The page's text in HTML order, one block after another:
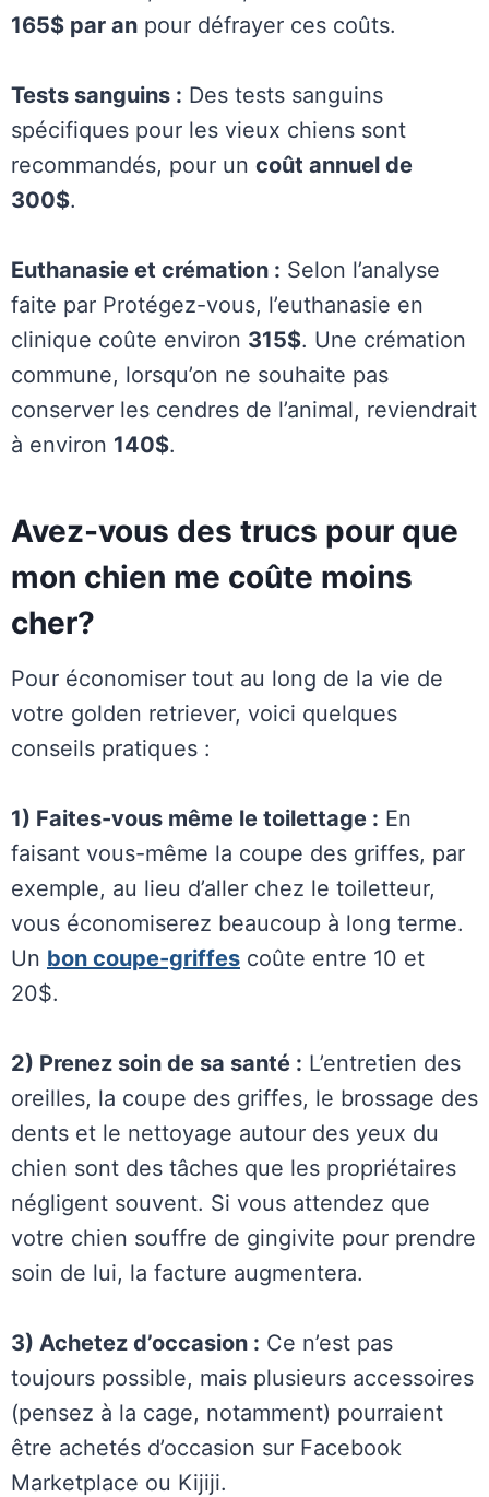
165$ par an pour défrayer ces coûts.
Tests sanguins : Des tests sanguins
spécifiques pour les vieux chiens sont
recommandés, pour un coût annuel de
300$.
Euthanasie et crémation : Selon l’analyse
faite par Protégez-vous, l’euthanasie en
clinique coûte environ 315$. Une crémation
commune, lorsqu’on ne souhaite pas
conserver les cendres de l’animal, reviendrait
à environ 140$.
Avez-vous des trucs pour que
mon chien me coûte moins
cher?
Pour économiser tout au long de la vie de
votre golden retriever, voici quelques
conseils pratiques :
1) Faites-vous même le toilettage : En
faisant vous-même la coupe des griffes, par
exemple, au lieu d’aller chez le toiletteur,
vous économiserez beaucoup à long terme.
Un bon coupe-griffes coûte entre 10 et
20$.
2) Prenez soin de sa santé : L’entretien des
oreilles, la coupe des griffes, le brossage des
dents et le nettoyage autour des yeux du
chien sont des tâches que les propriétaires
négligent souvent. Si vous attendez que
votre chien souffre de gingivite pour prendre
soin de lui, la facture augmentera.
3) Achetez d’occasion : Ce n’est pas
toujours possible, mais plusieurs accessoires
(pensez à la cage, notamment) pourraient
être achetés d’occasion sur Facebook
Marketplace ou Kijiji.